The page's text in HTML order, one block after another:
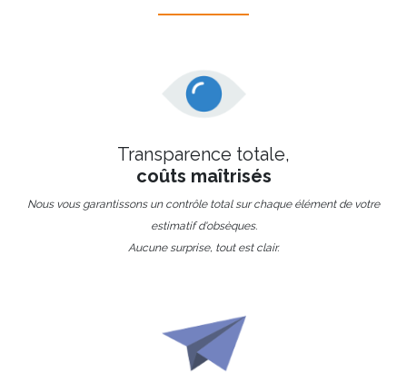
Transparence totale,
coûts maîtrisés
Nous vous garantissons un contrôle total sur chaque élément de votre
estimatif d'obsèques.
Aucune surprise, tout est clair.